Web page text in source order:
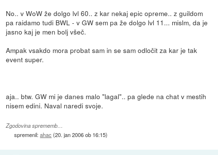
No.. v WoW že dolgo lvl 60.. z kar nekaj epic opreme.. z guildom
pa raidamo tudi BWL - v GW sem pa že dolgo lvl 11... mislm, da je
jasno kaj je men bolj všeč.
Ampak vsakdo mora probat sam in se sam odločit za kar je tak
event super.
aja.. btw. GW mi je danes malo "lagal".. pa glede na chat v mestih
nisem edini. Naval naredi svoje.
Zgodovina sprememb…
spremenil:ahac (20. jan 2006 ob 16:15)